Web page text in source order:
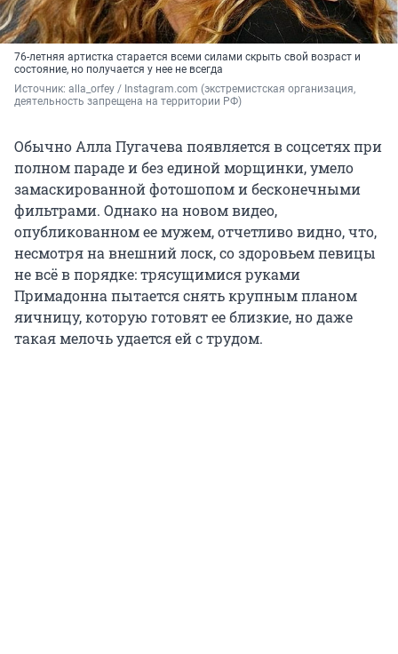
76-летняя артистка старается всеми силами скрыть свой возраст и
состояние, но получается у нее не всегда
Источник: alla_orfey / Instagram.com (экстремистская организация,
деятельность запрещена на территории РФ)
Обычно Алла Пугачева появляется в соцсетях при
полном параде и без единой морщинки, умело
замаскированной фотошопом и бесконечными
фильтрами. Однако на новом видео,
опубликованном ее мужем, отчетливо видно, что,
несмотря на внешний лоск, со здоровьем певицы
не всё в порядке: трясущимися руками
Примадонна пытается снять крупным планом
яичницу, которую готовят ее близкие, но даже
такая мелочь удается ей с трудом.